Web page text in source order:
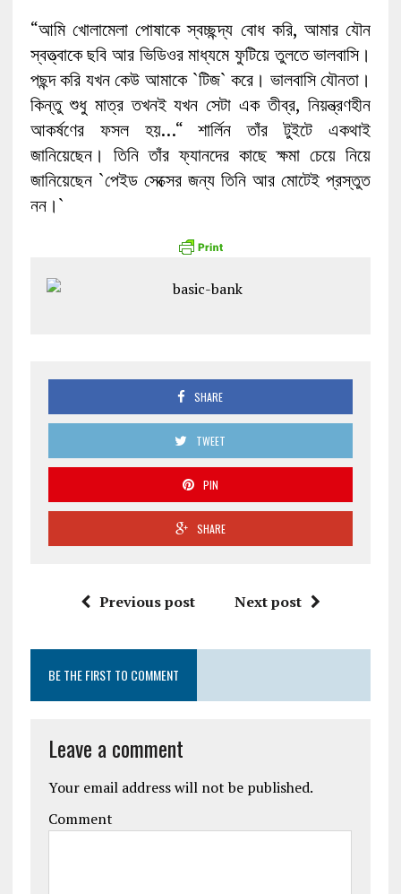
“আমি খোলামেলা পোষাকে স্বচ্ছন্দ্য বোধ করি, আমার যৌন
স্বত্ত্বাকে ছবি আর ভিডিওর মাধ্যমে ফুটিয়ে তুলতে ভালবাসি।
পছন্দ করি যখন কেউ আমাকে `টিজ` করে। ভালবাসি যৌনতা।
কিন্তু শুধু মাত্র তখনই যখন সেটা এক তীব্র, নিয়ন্ত্রণহীন
আকর্ষণের ফসল হয়…“ শার্লিন তাঁর টুইটে একথাই
জানিয়েছেন। তিনি তাঁর ফ্যানদের কাছে ক্ষমা চেয়ে নিয়ে
জানিয়েছেন `পেইড সেক্সের জন্য তিনি আর মোটেই প্রস্তুত
নন।`
SHARE
TWEET
PIN
SHARE
Previous post Next post
BE THE FIRST TO COMMENT
Leave a comment
Your email address will not be published.
Comment